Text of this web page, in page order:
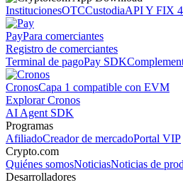
InstitucionesOTCCustodiaAPI Y FIX
PayPara comerciantes
Registro de comerciantes
Terminal de pagoPay SDK
CronosCapa 1 compatible con EVM
Explorar Cronos
AI Agent SDK
Programas
AfiliadoCreador de mercadoPortal VIP
Crypto.com
Quiénes somosNoticiasNoticias de
Desarrolladores